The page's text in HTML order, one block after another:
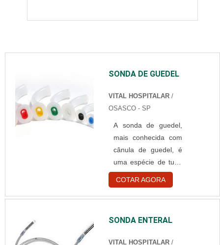
SONDA DE GUEDEL
VITAL HOSPITALAR /
OSASCO - SP
A sonda de guedel,
mais conhecida com
cânula de guedel, é
uma espécie de tubo
utilizado para a
passagem de ar em
pacientes que se
de coma. Seu uso
COTAR AGORA
SONDA ENTERAL
VITAL HOSPITALAR /